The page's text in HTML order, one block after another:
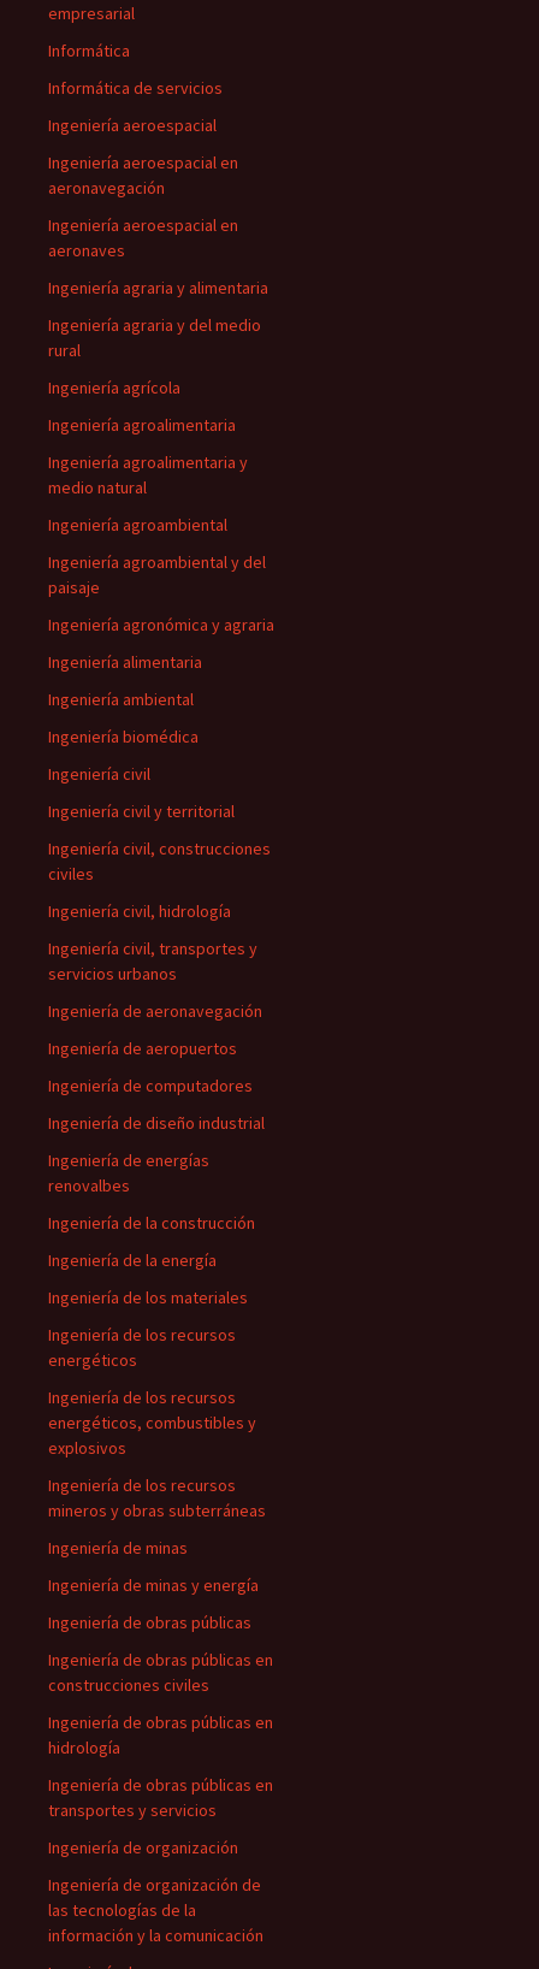
empresarial
Informática
Informática de servicios
Ingeniería aeroespacial
Ingeniería aeroespacial en
aeronavegación
Ingeniería aeroespacial en
aeronaves
Ingeniería agraria y alimentaria
Ingeniería agraria y del medio
rural
Ingeniería agrícola
Ingeniería agroalimentaria
Ingeniería agroalimentaria y
medio natural
Ingeniería agroambiental
Ingeniería agroambiental y del
paisaje
Ingeniería agronómica y agraria
Ingeniería alimentaria
Ingeniería ambiental
Ingeniería biomédica
Ingeniería civil
Ingeniería civil y territorial
Ingeniería civil, construcciones
civiles
Ingeniería civil, hidrología
Ingeniería civil, transportes y
servicios urbanos
Ingeniería de aeronavegación
Ingeniería de aeropuertos
Ingeniería de computadores
Ingeniería de diseño industrial
Ingeniería de energías
renovalbes
Ingeniería de la construcción
Ingeniería de la energía
Ingeniería de los materiales
Ingeniería de los recursos
energéticos
Ingeniería de los recursos
energéticos, combustibles y
explosivos
Ingeniería de los recursos
mineros y obras subterráneas
Ingeniería de minas
Ingeniería de minas y energía
Ingeniería de obras públicas
Ingeniería de obras públicas en
construcciones civiles
Ingeniería de obras públicas en
hidrología
Ingeniería de obras públicas en
transportes y servicios
Ingeniería de organización
Ingeniería de organización de
las tecnologías de la
información y la comunicación